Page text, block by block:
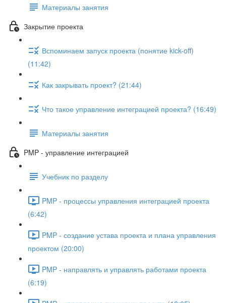
Материалы занятия
Закрытие проекта
Вспоминаем запуск проекта (понятие kick-off)
(11:42)
Как закрывать проект? (21:44)
Что такое управление интеграцией проекта? (16:49)
Материалы занятия
PMP - управление интеграцией
Учебник по разделу
PMP - процессы управления интеграцией проекта
(6:42)
PMP - создание устава проекта и плана управления
проектом (20:00)
PMP - направлять и управлять работами проекта
(6:19)